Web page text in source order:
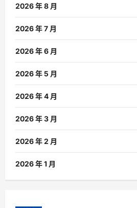
2026 年 8 月
2026 年 7 月
2026 年 6 月
2026 年 5 月
2026 年 4 月
2026 年 3 月
2026 年 2 月
2026 年 1 月